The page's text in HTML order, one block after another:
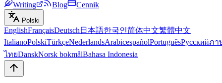
Writing
Blog Cennik
Polski
EnglishFrançaisDeutsch 日本語한국인简体中文繁體中文
ItalianoPolskiTürkçeNederlandsArabicespañolPortuguêsРусскийภา
ไทยDanskNorsk bokmålBahasa Indonesia